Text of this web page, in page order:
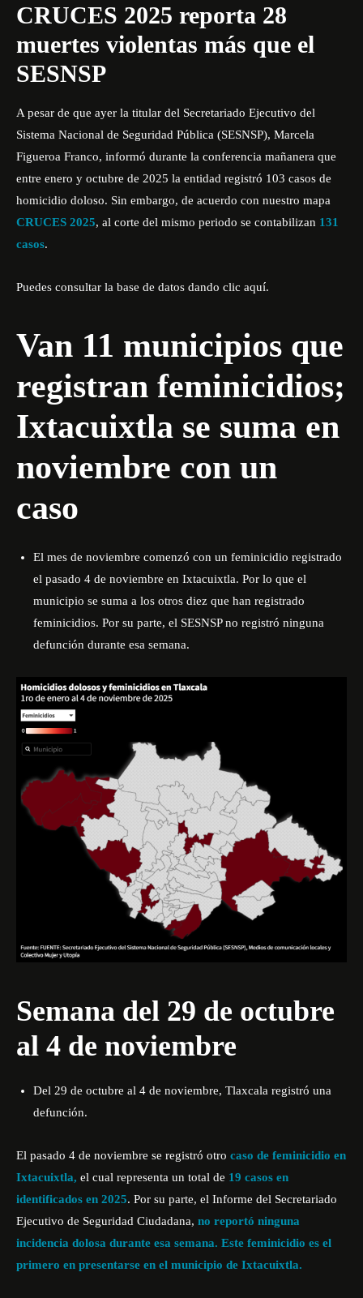
CRUCES 2025 reporta 28
muertes violentas más que el
SESNSP
A pesar de que ayer la titular del Secretariado Ejecutivo del
Sistema Nacional de Seguridad Pública (SESNSP), Marcela
Figueroa Franco, informó durante la conferencia mañanera que
entre enero y octubre de 2025 la entidad registró 103 casos de
homicidio doloso. Sin embargo, de acuerdo con nuestro mapa
CRUCES 2025, al corte del mismo periodo se contabilizan 131
casos.
Puedes consultar la base de datos dando clic aquí.
Van 11 municipios que
registran feminicidios;
Ixtacuixtla se suma en
noviembre con un
caso
El mes de noviembre comenzó con un feminicidio registrado
el pasado 4 de noviembre en Ixtacuixtla. Por lo que el
municipio se suma a los otros diez que han registrado
feminicidios. Por su parte, el SESNSP no registró ninguna
defunción durante esa semana.
Semana del 29 de octubre
al 4 de noviembre
Del 29 de octubre al 4 de noviembre, Tlaxcala registró una
defunción.
El pasado 4 de noviembre se registró otro caso de feminicidio en
Ixtacuixtla, el cual representa un total de 19 casos en
identificados en 2025. Por su parte, el Informe del Secretariado
Ejecutivo de Seguridad Ciudadana, no reportó ninguna
incidencia dolosa durante esa semana. Este feminicidio es el
primero en presentarse en el municipio de Ixtacuixtla.